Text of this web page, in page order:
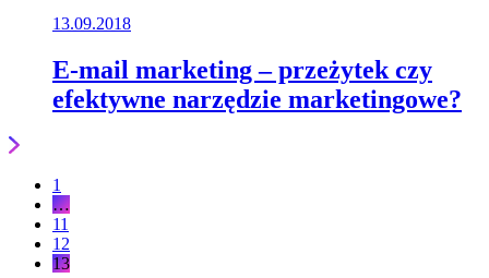
13.09.2018
E-mail marketing – przeżytek czy
efektywne narzędzie marketingowe?
1
…
11
12
13